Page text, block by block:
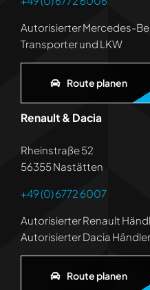
Autorisierter Mercedes-
Transporter und LKW
Route planen
Renault & Dacia
Rheinstraße 52
56355 Nastätten
+49 (0) 6772 6007
Autorisierter Renault
Autorisierter Dacia Händler
Route planen